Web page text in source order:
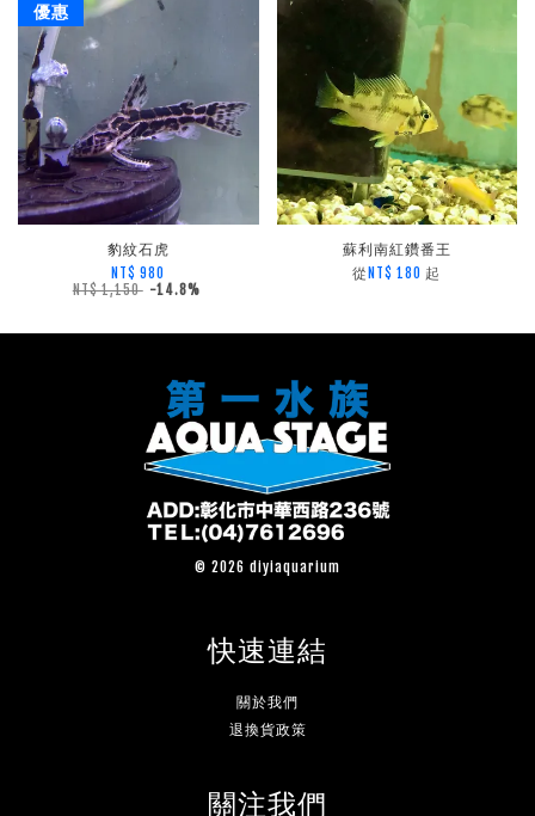
優惠
豹紋石虎
NT$ 980
NT$ 1,150 -14.8%
蘇利南紅鑽番王
從 NT$ 180 起
© 2026 diyiaquarium
快速連結
關於我們
退換貨政策
關注我們